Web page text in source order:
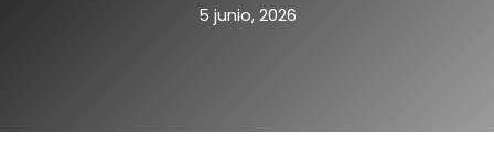
5 junio, 2026